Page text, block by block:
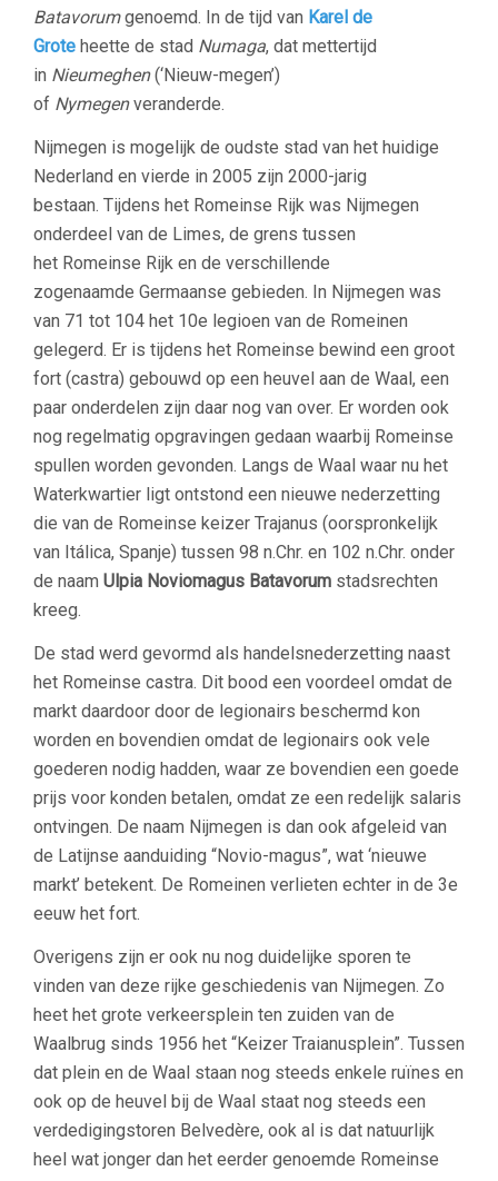
Batavorumgenoemd. In de tijd van Karel de
Grote heette de stad Numaga, dat mettertijd
in Nieumeghen(‘Nieuw-megen’)
of Nymegenveranderde.
Nijmegen is mogelijk de oudste stad van het huidige
Nederland en vierde in 2005 zijn 2000-jarig
bestaan. Tijdens het Romeinse Rijk was Nijmegen
onderdeel van de Limes, de grens tussen
het Romeinse Rijk en de verschillende
zogenaamde Germaanse gebieden. In Nijmegen was
van 71 tot 104 het 10e legioen van de Romeinen
gelegerd. Er is tijdens het Romeinse bewind een groot
fort (castra) gebouwd op een heuvel aan de Waal, een
paar onderdelen zijn daar nog van over. Er worden ook
nog regelmatig opgravingen gedaan waarbij Romeinse
spullen worden gevonden. Langs de Waal waar nu het
Waterkwartier ligt ontstond een nieuwe nederzetting
die van de Romeinse keizer Trajanus (oorspronkelijk
van Itálica, Spanje) tussen 98 n.Chr. en 102 n.Chr. onder
de naam Ulpia Noviomagus Batavorum stadsrechten
kreeg.
De stad werd gevormd als handelsnederzetting naast
het Romeinse castra. Dit bood een voordeel omdat de
markt daardoor door de legionairs beschermd kon
worden en bovendien omdat de legionairs ook vele
goederen nodig hadden, waar ze bovendien een goede
prijs voor konden betalen, omdat ze een redelijk salaris
ontvingen. De naam Nijmegen is dan ook afgeleid van
de Latijnse aanduiding “Novio-magus”, wat ‘nieuwe
markt’ betekent. De Romeinen verlieten echter in de 3e
eeuw het fort.
Overigens zijn er ook nu nog duidelijke sporen te
vinden van deze rijke geschiedenis van Nijmegen. Zo
heet het grote verkeersplein ten zuiden van de
Waalbrug sinds 1956 het “Keizer Traianusplein”. Tussen
dat plein en de Waal staan nog steeds enkele ruïnes en
ook op de heuvel bij de Waal staat nog steeds een
verdedigingstoren Belvedère, ook al is dat natuurlijk
heel wat jonger dan het eerder genoemde Romeinse